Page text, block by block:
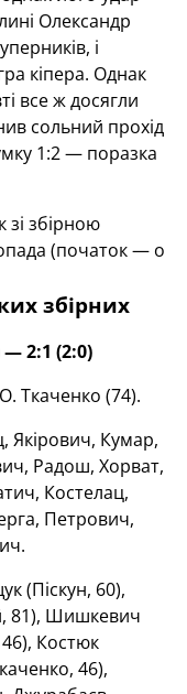
Олександр
і
кіпера. Однак
все ж досягли
сольний прохід
1:2 — поразка
збірною
(початок — о
збірних
—2:1 (2:0)
Ткаченко (74).
Якірович, Кумар,
Радош, Хорват,
Костелац,
Петрович,
(Піскун, 60),
81), Шишкевич
Костюк
46),